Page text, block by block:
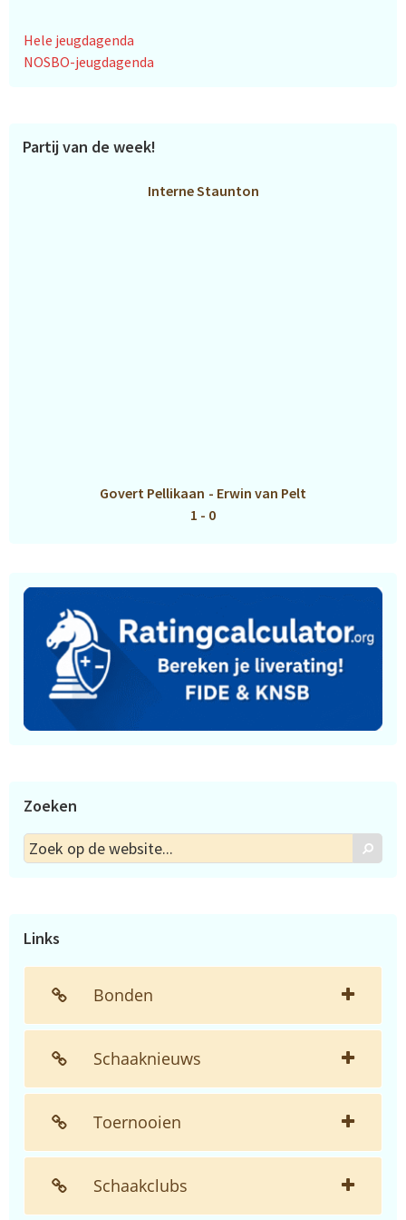
Hele jeugdagenda
NOSBO-jeugdagenda
Partij van de week!
Interne Staunton
Govert Pellikaan - Erwin van Pelt
1 - 0
Zoeken
Zoek
op
Zoek
Links
Bonden
Schaaknieuws
Toernooien
Schaakclubs